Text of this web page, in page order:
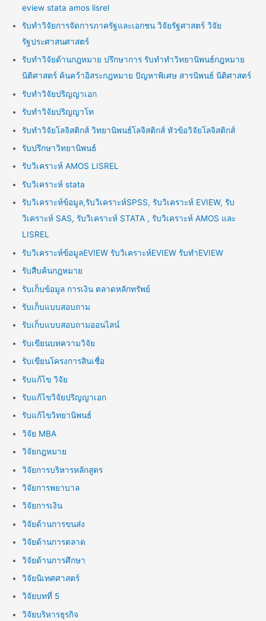
eview stata amos lisrel
รับทำวิจัยการจัดการภาครัฐและเอกชน วิจัยรัฐศาสตร์ วิจัย
รัฐประศาสนศาสตร์
รับทำวิจัยด้านกฎหมาย ปรึกษาการ รับทำทำวิทยานิพนธ์กฎหมาย
นิติศาสตร์ ค้นคว้าอิสระกฎหมาย ปัญหาพิเศษ สารนิพนธ์ นิติศาสตร์
รับทำวิจัยปริญญาเอก
รับทำวิจัยปริญญาโท
รับทำวิจัยโลจิสติกส์ วิทยานิพนธ์โลจิสติกส์ หัวข้อวิจัยโลจิสติกส์
รับปรึกษาวิทยานิพนธ์
รับวิเคราะห์ AMOS LISREL
รับวิเคราะห์ stata
รับวิเคราะห์ข้อมูล,รับวิเคราะห์SPSS, รับวิเคราะห์ EVIEW, รับ
วิเคราะห์ SAS, รับวิเคราะห์ STATA , รับวิเคราะห์ AMOS และ
LISREL
รับวิเคราะห์ข้อมูลEVIEW รับวิเคราะห์EVIEW รับทำEVIEW
รับสืบค้นกฎหมาย
รับเก็บข้อมูล การเงิน ตลาดหลักทรัพย์
รับเก็บแบบสอบถาม
รับเก็บแบบสอบถามออนไลน์
รับเขียนบทความวิจัย
รับเขียนโครงการสินเชื่อ
รับแก้ไข วิจัย
รับแก้ไขวิจัยปริญญาเอก
รับแก้ไขวิทยานิพนธ์
วิจัย MBA
วิจัยกฎหมาย
วิจัยการบริหารหลักสูตร
วิจัยการพยาบาล
วิจัยการเงิน
วิจัยด้านการขนส่ง
วิจัยด้านการตลาด
วิจัยด้านการศึกษา
วิจัยนิเทศศาสตร์
วิจัยบทที่ 5
วิจัยบริหารธุรกิจ